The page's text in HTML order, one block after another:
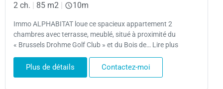
2 ch. 85 m2 10m
Immo ALPHABITAT loue ce spacieux appartement 2
chambres avec terrasse, meublé, situé à proximité du
« Brussels Drohme Golf Club » et du Bois de… Lire plus
Plus de détails Contactez-moi